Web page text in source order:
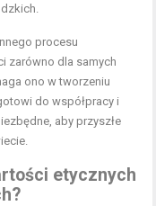
procesu
zarówno dla samych
ono w tworzeniu
do współpracy i
aby przyszłe
etycznych